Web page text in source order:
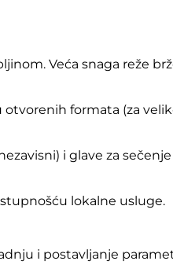
Veća snaga reže
formata (za
i glave za
lokalne usluge.
i postavljanje